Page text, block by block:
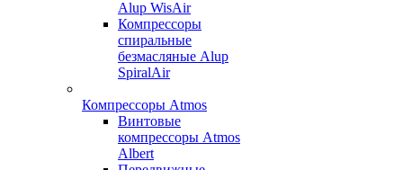
Alup WisAir
Компрессоры
спиральные
безмасляные Alup
SpiralAir
Компрессоры Atmos
Винтовые
компрессоры Atmos
Albert